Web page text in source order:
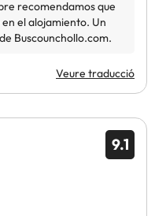
Veure traducció
9.1